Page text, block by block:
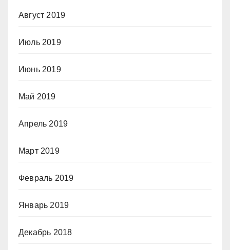
Август 2019
Июль 2019
Июнь 2019
Май 2019
Апрель 2019
Март 2019
Февраль 2019
Январь 2019
Декабрь 2018